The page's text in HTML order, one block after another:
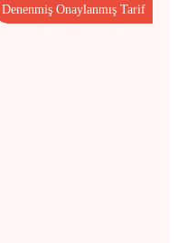
Denenmiş Onaylanmış Tarif